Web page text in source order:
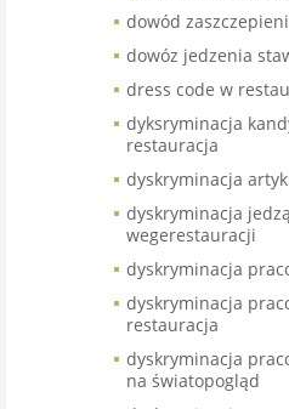
dowód
dowóz jedzenia
dress code w
dyksryminacja
restauracja
dyskryminacja
dyskryminacja
wegerestauracji
dyskryminacja
dyskryminacja
restauracja
dyskryminacja
na światopogląd